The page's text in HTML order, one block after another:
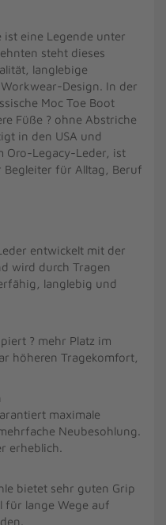
ist eine Legende unter
steht dieses
langlebige
Design. In der
Moc Toe Boot
Füße ? ohne Abstriche
in den USA und
Oro-Legacy-Leder, ist
Begleiter für Alltag, Beruf
entwickelt mit der
wird durch Tragen
langlebig und
? mehr Platz im
höheren Tragekomfort,
maximale
Neubesohlung.
erheblich.
bietet sehr guten Grip
für lange Wege auf